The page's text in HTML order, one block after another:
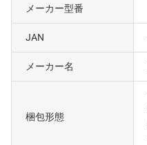
メーカー型番
JAN
メーカー名
梱包形態